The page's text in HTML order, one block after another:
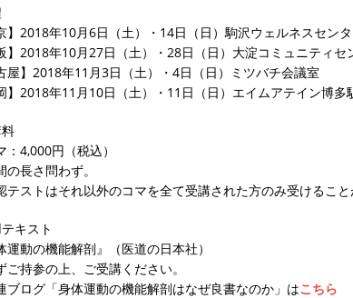
】2018年10月6日（土）・14日（日）駒沢ウェルネスセン
】2018年10月27日（土）・28日（日）大淀コミュニティセ
屋】2018年11月3日（土）・4日（日）ミツバチ会議室
】2018年11月10日（土）・11日（日）エイムアテイン博多
：4,000円（税込）
長さ問わず。
ストはそれ以外のコマを全て受講された方のみ受けること
キスト
運動の機能解剖』（医道の日本社）
持参の上、ご受講ください。
ブログ「身体運動の機能解剖はなぜ良書なのか」はこちら